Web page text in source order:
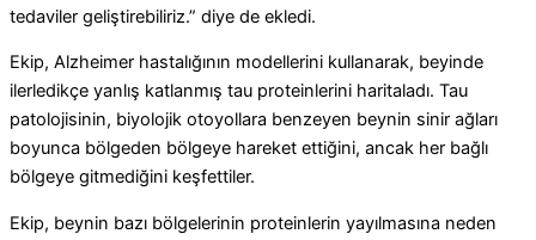
tedaviler geliştirebiliriz.” diye de ekledi.
Ekip, Alzheimer hastalığının modellerini kullanarak, beyinde
ilerledikçe yanlış katlanmış tau proteinlerini haritaladı. Tau
patolojisinin, biyolojik otoyollara benzeyen beynin sinir ağları
boyunca bölgeden bölgeye hareket ettiğini, ancak her bağlı
bölgeye gitmediğini keşfettiler.
Ekip, beynin bazı bölgelerinin proteinlerin yayılmasına neden